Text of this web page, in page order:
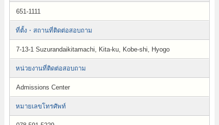
651-1111
ที่ตั้ง・สถานที่ติดต่อสอบถาม
7-13-1 Suzurandaikitamachi, Kita-ku, Kobe-shi, Hyogo
หน่วยงานที่ติดต่อสอบถาม
Admissions Center
หมายเลขโทรศัพท์